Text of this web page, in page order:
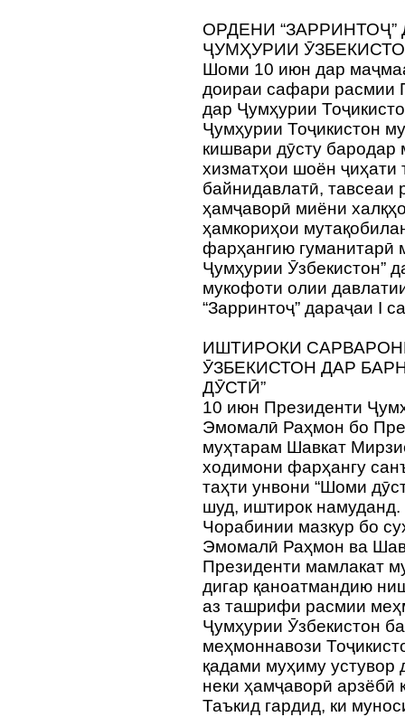
ОРДЕНИ
ҶУМҲУРИИ
Шоми 10 июн дар
доираи сафари расмии
дар Ҷумҳурии
Ҷумҳурии Тоҷикистон
кишвари дӯсту
хизматҳои шоён ҷиҳати
байнидавлатӣ, тавсеаи
ҳамҷаворӣ миёни
ҳамкориҳои
фарҳангию гуманитарӣ
Ҷумҳурии Ӯзбекистон”
мукофоти олии
“Зарринтоҷ” дараҷаи I
ИШТИРОКИ
ӮЗБЕКИСТОН ДАР
ДӮСТӢ”
10 июн Президенти
Эмомалӣ Раҳмон бо
муҳтарам Шавкат
ходимони фарҳангу
таҳти унвони “Шоми
шуд, иштирок намуданд.
Чорабинии мазкур бо
Эмомалӣ Раҳмон ва
Президенти мамлакат
дигар қаноатмандию
аз ташрифи расмии
Ҷумҳурии Ӯзбекистон
меҳмоннавози
қадами муҳиму устувор
неки ҳамҷаворӣ арзёбӣ
Таъкид гардид, ки